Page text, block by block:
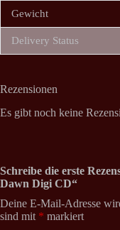
Gewicht
Delivery Status
Rezensionen
Es gibt noch keine
Schreibe die erste
Dawn Digi CD“
Deine E-Mail-Adresse
sind mit * markiert